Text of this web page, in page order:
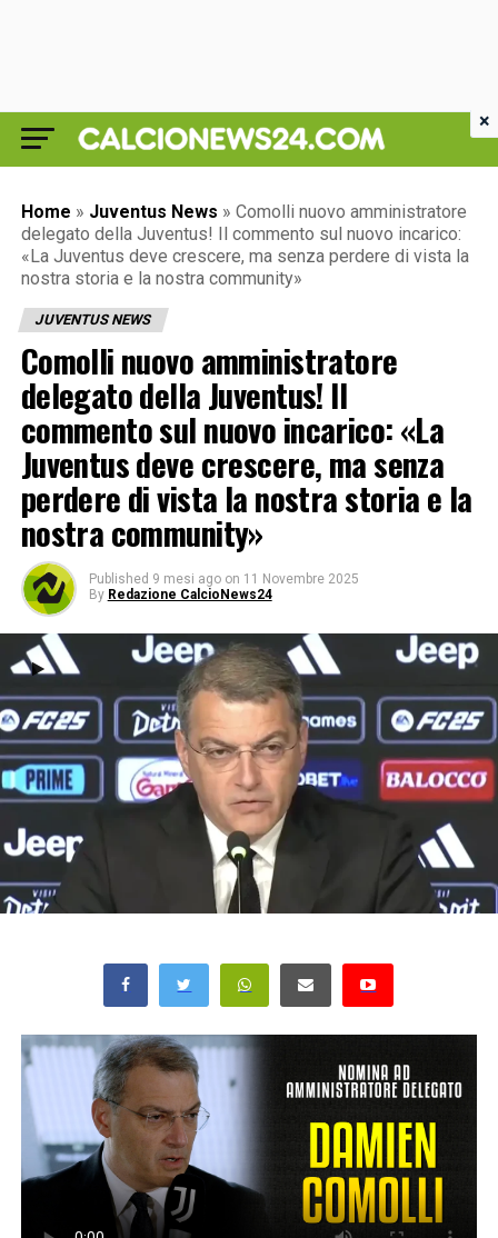
Home » Juventus News » Comolli nuovo amministratore
delegato della Juventus! Il commento sul nuovo incarico:
«La Juventus deve crescere, ma senza perdere di vista la
nostra storia e la nostra community»
JUVENTUS NEWS
Comolli nuovo amministratore
delegato della Juventus! Il
commento sul nuovo incarico: «La
Juventus deve crescere, ma senza
perdere di vista la nostra storia e la
nostra community»
Published 9 mesi ago on 11 Novembre 2025
By Redazione CalcioNews24
×